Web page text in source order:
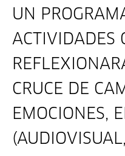
UN
ACTIVIDADES
CRUCE DE
EMOCIONES,